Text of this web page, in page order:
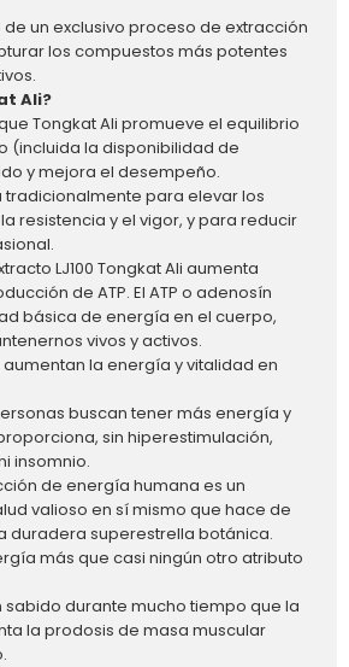
de un exclusivo proceso de extracción
los compuestos más potentes
Ali?
Tongkat Ali promueve el equilibrio
(incluida la disponibilidad de
y mejora el desempeño.
tradicionalmente para elevar los
resistencia y el vigor, y para reducir
LJ100 Tongkat Ali aumenta
de ATP. El ATP o adenosín
básica de energía en el cuerpo,
vivos y activos.
aumentan la energía y vitalidad en
buscan tener más energía y
sin hiperestimulación,
insomnio.
de energía humana es un
valioso en sí mismo que hace de
duradera superestrella botánica.
más que casi ningún otro atributo
sabido durante mucho tiempo que la
la prodosis de masa muscular